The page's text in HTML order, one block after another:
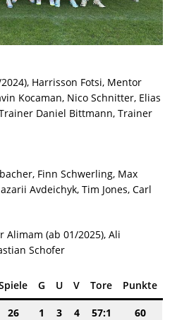
Harrisson Fotsi, Mentor
Kocaman, Nico Schnitter, Elias
Daniel Bittmann, Trainer
Finn Schwerling, Max
Avdeichyk, Tim Jones, Carl
Alimam (ab 01/2025), Ali
Schofer
G U V Tore Punkte
26
1
3 4
57:1
60